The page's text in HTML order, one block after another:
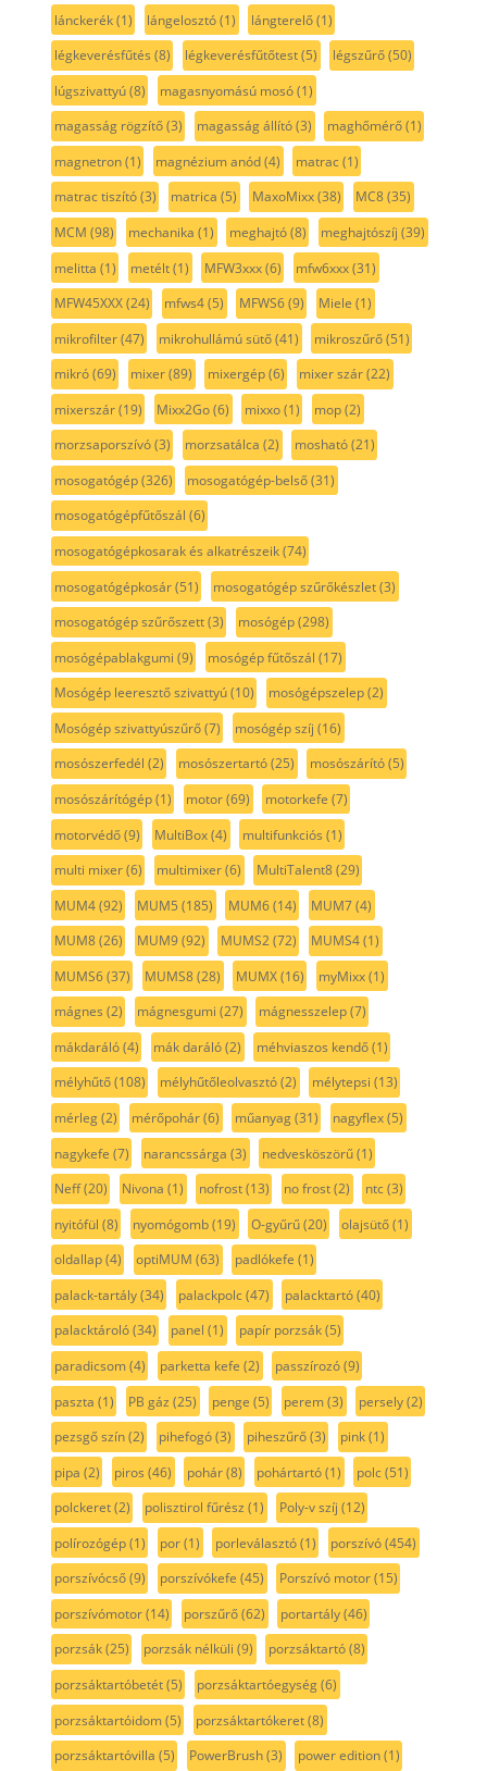
lánckerék(1) lángelosztó(1) lángterelő(1)
légkeverésfűtés (8) légkeverésfűtőtest(5) légszűrő(50)
lúgszivattyú(8) magasnyomású mosó(1)
magasság rögzítő(3) magasság állító(3) maghőmérő(1)
magnetron(1) magnézium anód(4) matrac(1)
matrac tiszító(3) matrica (5) MaxoMixx(38) MC8(35)
MCM (98) mechanika (1) meghajtó(8) meghajtószíj (39)
melitta (1) metélt(1) MFW3xxx(6) mfw6xxx(31)
MFW45XXX(24) mfws4(5) MFWS6(9) Miele (1)
mikrofilter(47) mikrohullámú sütő(41) mikroszűrő(51)
mikró(69) mixer(89) mixergép(6) mixer szár(22)
mixerszár(19) Mixx2Go(6) mixxo(1) mop(2)
morzsaporszívó(3) morzsatálca (2) mosható(21)
mosogatógép(326) mosogatógép-belső(31)
mosogatógépfűtőszál (6)
mosogatógépkosarak és alkatrészeik(74)
mosogatógépkosár(51) mosogatógép szűrőkészlet(3)
mosogatógép szűrőszett(3) mosógép(298)
mosógépablakgumi (9) mosógép fűtőszál (17)
Mosógép leeresztő szivattyú(10) mosógépszelep(2)
Mosógép szivattyúszűrő(7) mosógép szíj (16)
mosószerfedél (2) mosószertartó(25) mosószárító(5)
mosószárítógép(1) motor(69) motorkefe (7)
motorvédő(9) MultiBox(4) multifunkciós (1)
multi mixer(6) multimixer(6) MultiTalent8(29)
MUM4(92) MUM5 (185) MUM6(14) MUM7(4)
MUM8(26) MUM9(92) MUMS2(72) MUMS4(1)
MUMS6(37) MUMS8(28) MUMX(16) myMixx(1)
mágnes (2) mágnesgumi (27) mágnesszelep(7)
mákdaráló(4) mák daráló(2) méhviaszos kendő(1)
mélyhűtő(108) mélyhűtőleolvasztó(2) mélytepsi (13)
mérleg(2) mérőpohár(6) műanyag(31) nagyflex(5)
nagykefe (7) narancssárga (3) nedvesköszörű(1)
Neff(20) Nivona (1) nofrost(13) no frost(2) ntc(3)
nyitófül (8) nyomógomb(19) O-gyűrű(20) olajsütő(1)
oldallap(4) optiMUM (63) padlókefe (1)
palack-tartály(34) palackpolc(47) palacktartó(40)
palacktároló(34) panel (1) papír porzsák(5)
paradicsom(4) parketta kefe (2) passzírozó(9)
paszta (1) PB gáz (25) penge (5) perem(3) persely(2)
pezsgő szín(2) pihefogó(3) piheszűrő(3) pink(1)
pipa (2) piros (46) pohár(8) pohártartó(1) polc(51)
polckeret(2) polisztirol fűrész (1) Poly-v szíj (12)
polírozógép(1) por(1) porleválasztó(1) porszívó(454)
porszívócső(9) porszívókefe (45) Porszívó motor(15)
porszívómotor(14) porszűrő(62) portartály(46)
porzsák(25) porzsák nélküli (9) porzsáktartó(8)
porzsáktartóbetét(5) porzsáktartóegység(6)
porzsáktartóidom(5) porzsáktartókeret(8)
porzsáktartóvilla (5) PowerBrush(3) power edition(1)